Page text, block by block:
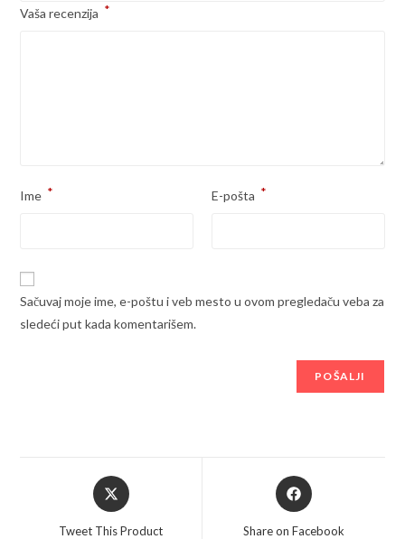
Vaša recenzija *
Ime * E-pošta *
Sačuvaj moje ime, e-poštu i veb mesto u ovom pregledaču veba za
sledeći put kada komentarišem.
Opens
in
Tweet This Product
Opens
in
Share on Facebook